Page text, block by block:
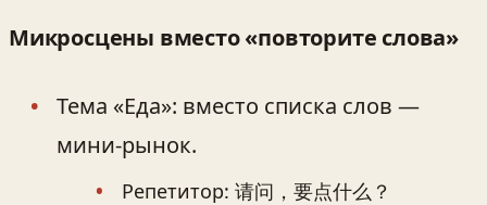
Микросцены вместо «повторите слова»
Тема «Еда»: вместо списка слов —
мини-рынок.
Репетитор: 请问，要点什么？